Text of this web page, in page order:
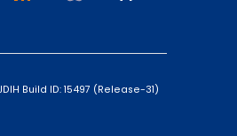
Build ID: 15497 (Release-31)